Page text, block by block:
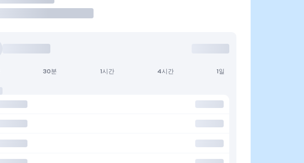
30분 1시간 4시간 1일